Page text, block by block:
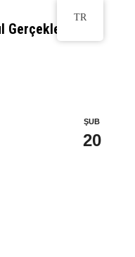
Gerçekleşti
ŞUB
20
TR